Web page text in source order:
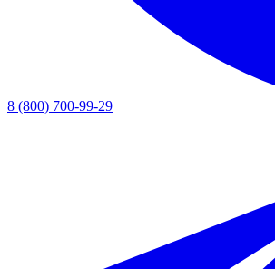
8 (800) 700-99-29